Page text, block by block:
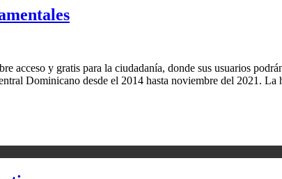
y gratis para la ciudadanía, donde sus usuarios
Dominicano desde el 2014 hasta noviembre del 2021.